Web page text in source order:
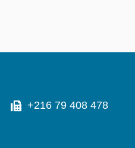
+216 79 408 478